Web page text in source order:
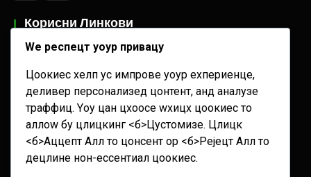
Корисни Линкови
Огласи
Сервисне Информације
Новости
Тагови
2. август 27. јул 3. август 30. јул
Wе респецт yоур привацy
Цоокиес хелп ус импрове yоур еxпериенце,
деливер персонализед цонтент, анд аналyзе
траффиц. Yоу цан цхоосе wхицх цоокиес то
аллоw бy цлицкинг <б>Цустомизе. Цлицк
<б>Аццепт Аллто цонсент ор <б>Рејецт Аллто
децлине нон-ессентиал цоокиес.